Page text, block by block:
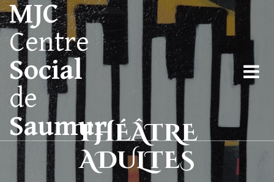
MJC
Centre
Social
de
SaumurTHÉÂTRE
ADULTES